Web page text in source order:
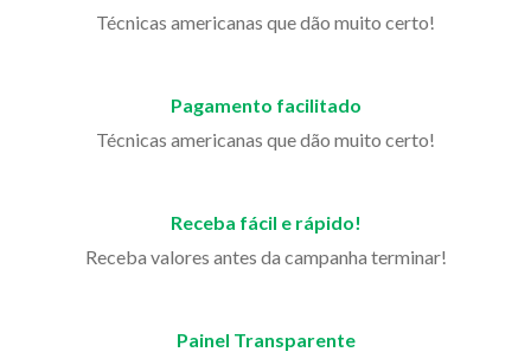
Técnicas americanas que dão muito certo!
Pagamento facilitado
Técnicas americanas que dão muito certo!
Receba fácil e rápido!
Receba valores antes da campanha terminar!
Painel Transparente